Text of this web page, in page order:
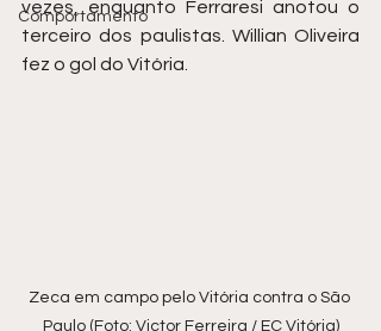
Comportamento
vezes, enquanto Ferraresi anotou o
terceiro dos paulistas. Willian Oliveira
fez o gol do Vitória.
Zeca em campo pelo Vitória contra o São
Paulo (Foto: Victor Ferreira / EC Vitória)